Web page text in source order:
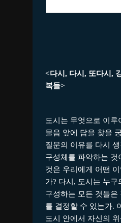
<다시, 다시, 또다시,
복들>
도시는 무엇으로 이루
물음 앞에 답을 찾을
질문의 이유를 다시
구성체를 파악하는 것
것은 우리에게 어떤
가? 다시, 도시는 누구
구성하는 모든 것들은
를 결정할 수 있는가.
도시 안에서 자신의